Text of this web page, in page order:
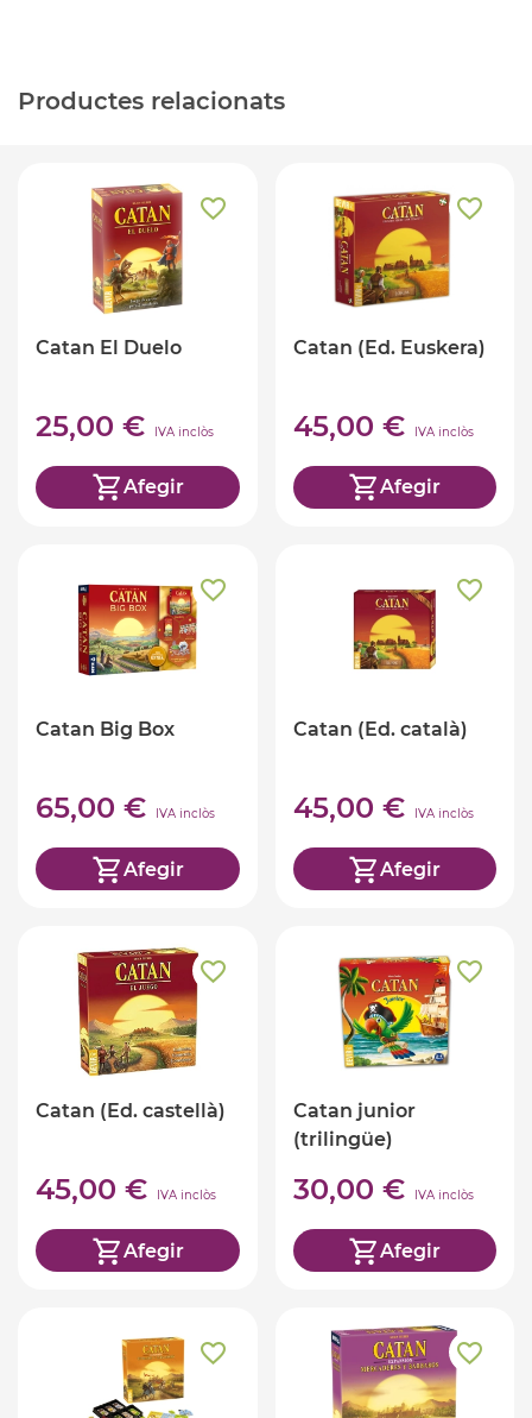
Productes relacionats
Catan El Duelo
25,00 € IVA inclòs
Afegir
Catan (Ed. Euskera)
45,00 € IVA inclòs
Afegir
Catan Big Box
65,00 € IVA inclòs
Afegir
Catan (Ed. català)
45,00 € IVA inclòs
Afegir
Catan (Ed. castellà)
45,00 € IVA inclòs
Afegir
Catan junior
(trilingüe)
30,00 € IVA inclòs
Afegir